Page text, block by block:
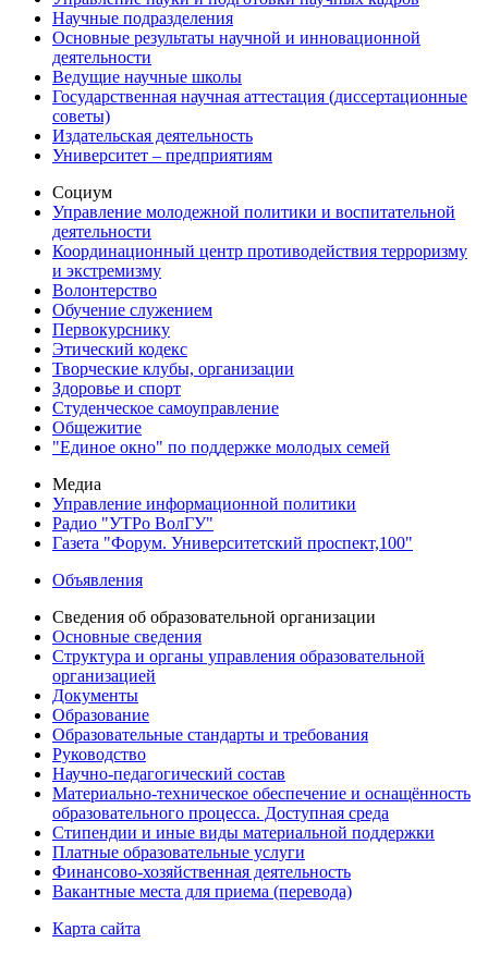
Научные подразделения
Основные результаты научной и инновационной
деятельности
Ведущие научные школы
Государственная научная аттестация (диссертационные
советы)
Издательская деятельность
Университет – предприятиям
Социум
Управление молодежной политики и воспитательной
деятельности
Координационный центр противодействия терроризму
и экстремизму
Волонтерство
Обучение служением
Первокурснику
Этический кодекс
Творческие клубы, организации
Здоровье и спорт
Студенческое самоуправление
Общежитие
"Единое окно" по поддержке молодых семей
Медиа
Управление информационной политики
Радио "УТРо ВолГУ"
Газета "Форум. Университетский проспект,100"
Объявления
Сведения об образовательной организации
Основные сведения
Структура и органы управления образовательной
организацией
Документы
Образование
Образовательные стандарты и требования
Руководство
Научно-педагогический состав
Материально-техническое обеспечение и оснащённость
образовательного процесса. Доступная среда
Стипендии и иные виды материальной поддержки
Платные образовательные услуги
Финансово-хозяйственная деятельность
Вакантные места для приема (перевода)
Карта сайта